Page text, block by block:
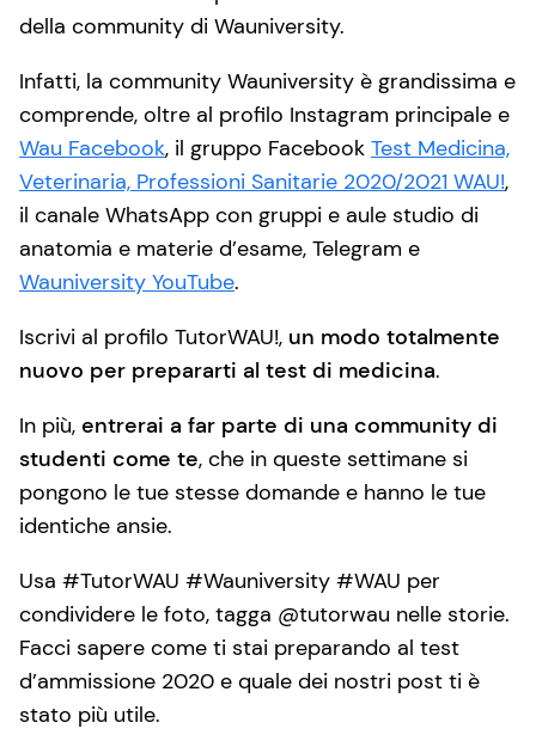
della community di Wauniversity.
Infatti, la community Wauniversity è grandissima e
comprende, oltre al profilo Instagram principale e
Wau Facebook, il gruppo Facebook Test Medicina,
Veterinaria, Professioni Sanitarie 2020/2021 WAU!,
il canale WhatsApp con gruppi e aule studio di
anatomia e materie d’esame, Telegram e
Wauniversity YouTube.
Iscrivi al profilo TutorWAU!, un modo totalmente
nuovo per prepararti al test di medicina.
In più, entrerai a far parte di una community di
studenti come te, che in queste settimane si
pongono le tue stesse domande e hanno le tue
identiche ansie.
Usa #TutorWAU #Wauniversity #WAU per
condividere le foto, tagga @tutorwau nelle storie.
Facci sapere come ti stai preparando al test
d’ammissione 2020 e quale dei nostri post ti è
stato più utile.